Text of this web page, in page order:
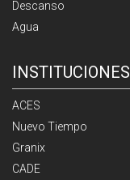
Descanso
Agua
INSTITUCIONES
ACES
Nuevo Tiempo
Granix
CADE